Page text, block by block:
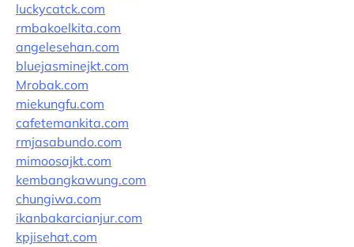
luckycatck.com
rmbakoelkita.com
angelesehan.com
bluejasminejkt.com
Mrobak.com
miekungfu.com
cafetemankita.com
rmjasabundo.com
mimoosajkt.com
kembangkawung.com
chungiwa.com
ikanbakarcianjur.com
kpjisehat.com